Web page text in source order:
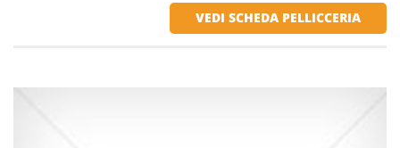
VEDI SCHEDA PELLICCERIA